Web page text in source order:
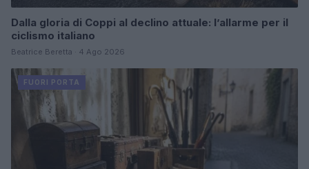
Dalla gloria di Coppi al declino attuale: l’allarme per il
ciclismo italiano
Beatrice Beretta · 4 Ago 2026
FUORI PORTA